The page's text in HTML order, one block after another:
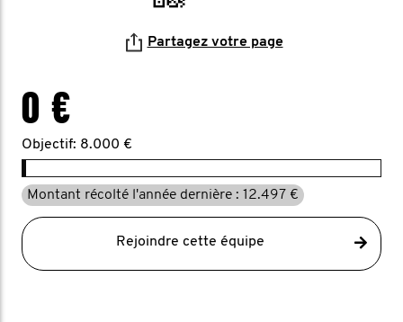
Partagez votre page
0 €
Objectif: 8.000 €
Montant récolté l'année dernière : 12.497 €
Rejoindre cette équipe